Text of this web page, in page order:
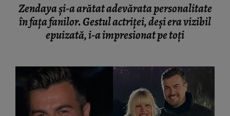
Zendaya și-a arătat adevărata personalitate
în fața fanilor. Gestul actriței, deși era vizibil
epuizată, i-a impresionat pe toți